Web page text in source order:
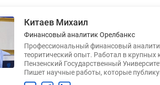
Китаев Михаил
Финансовый аналитик Орелбанкс
Профессиональный финансовый
теоритический опыт. Работал в
Пензенский Государственный
Пишет научные работы, которые